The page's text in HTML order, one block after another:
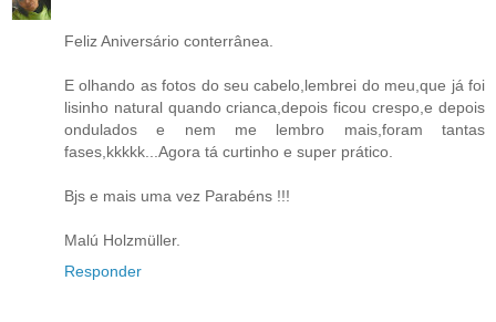
Feliz Aniversário conterrânea.
E olhando as fotos do seu cabelo,lembrei do meu,que já foi
lisinho natural quando crianca,depois ficou crespo,e depois
ondulados e nem me lembro mais,foram tantas
fases,kkkkk...Agora tá curtinho e super prático.
Bjs e mais uma vez Parabéns !!!
Malú Holzmüller.
Responder